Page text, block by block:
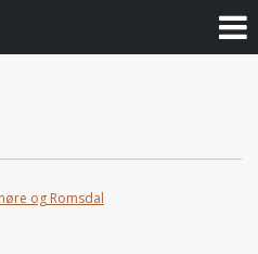
og Romsdal